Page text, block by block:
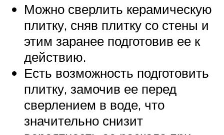
Можно сверлить керамическую
плитку, сняв плитку со стены и
этим заранее подготовив ее к
действию.
Есть возможность подготовить
плитку, замочив ее перед
сверлением в воде, что
значительно снизит